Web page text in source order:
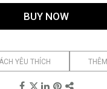
BUY NOW
YÊU THÍCH